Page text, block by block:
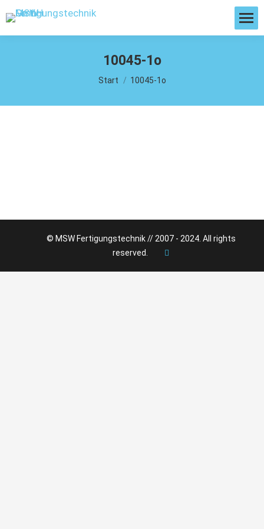
10045-1o
Sie befinden sich hier:
Start 10045-1o
© MSW Fertigungstechnik // 2007 - 2024. All rights
reserved.